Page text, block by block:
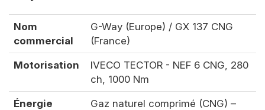
Nom
commercial
G-Way (Europe) / GX 137 CNG
(France)
Motorisation
IVECO TECTOR - NEF 6 CNG, 280
ch, 1000 Nm
Énergie
Gaz naturel comprimé (CNG) –